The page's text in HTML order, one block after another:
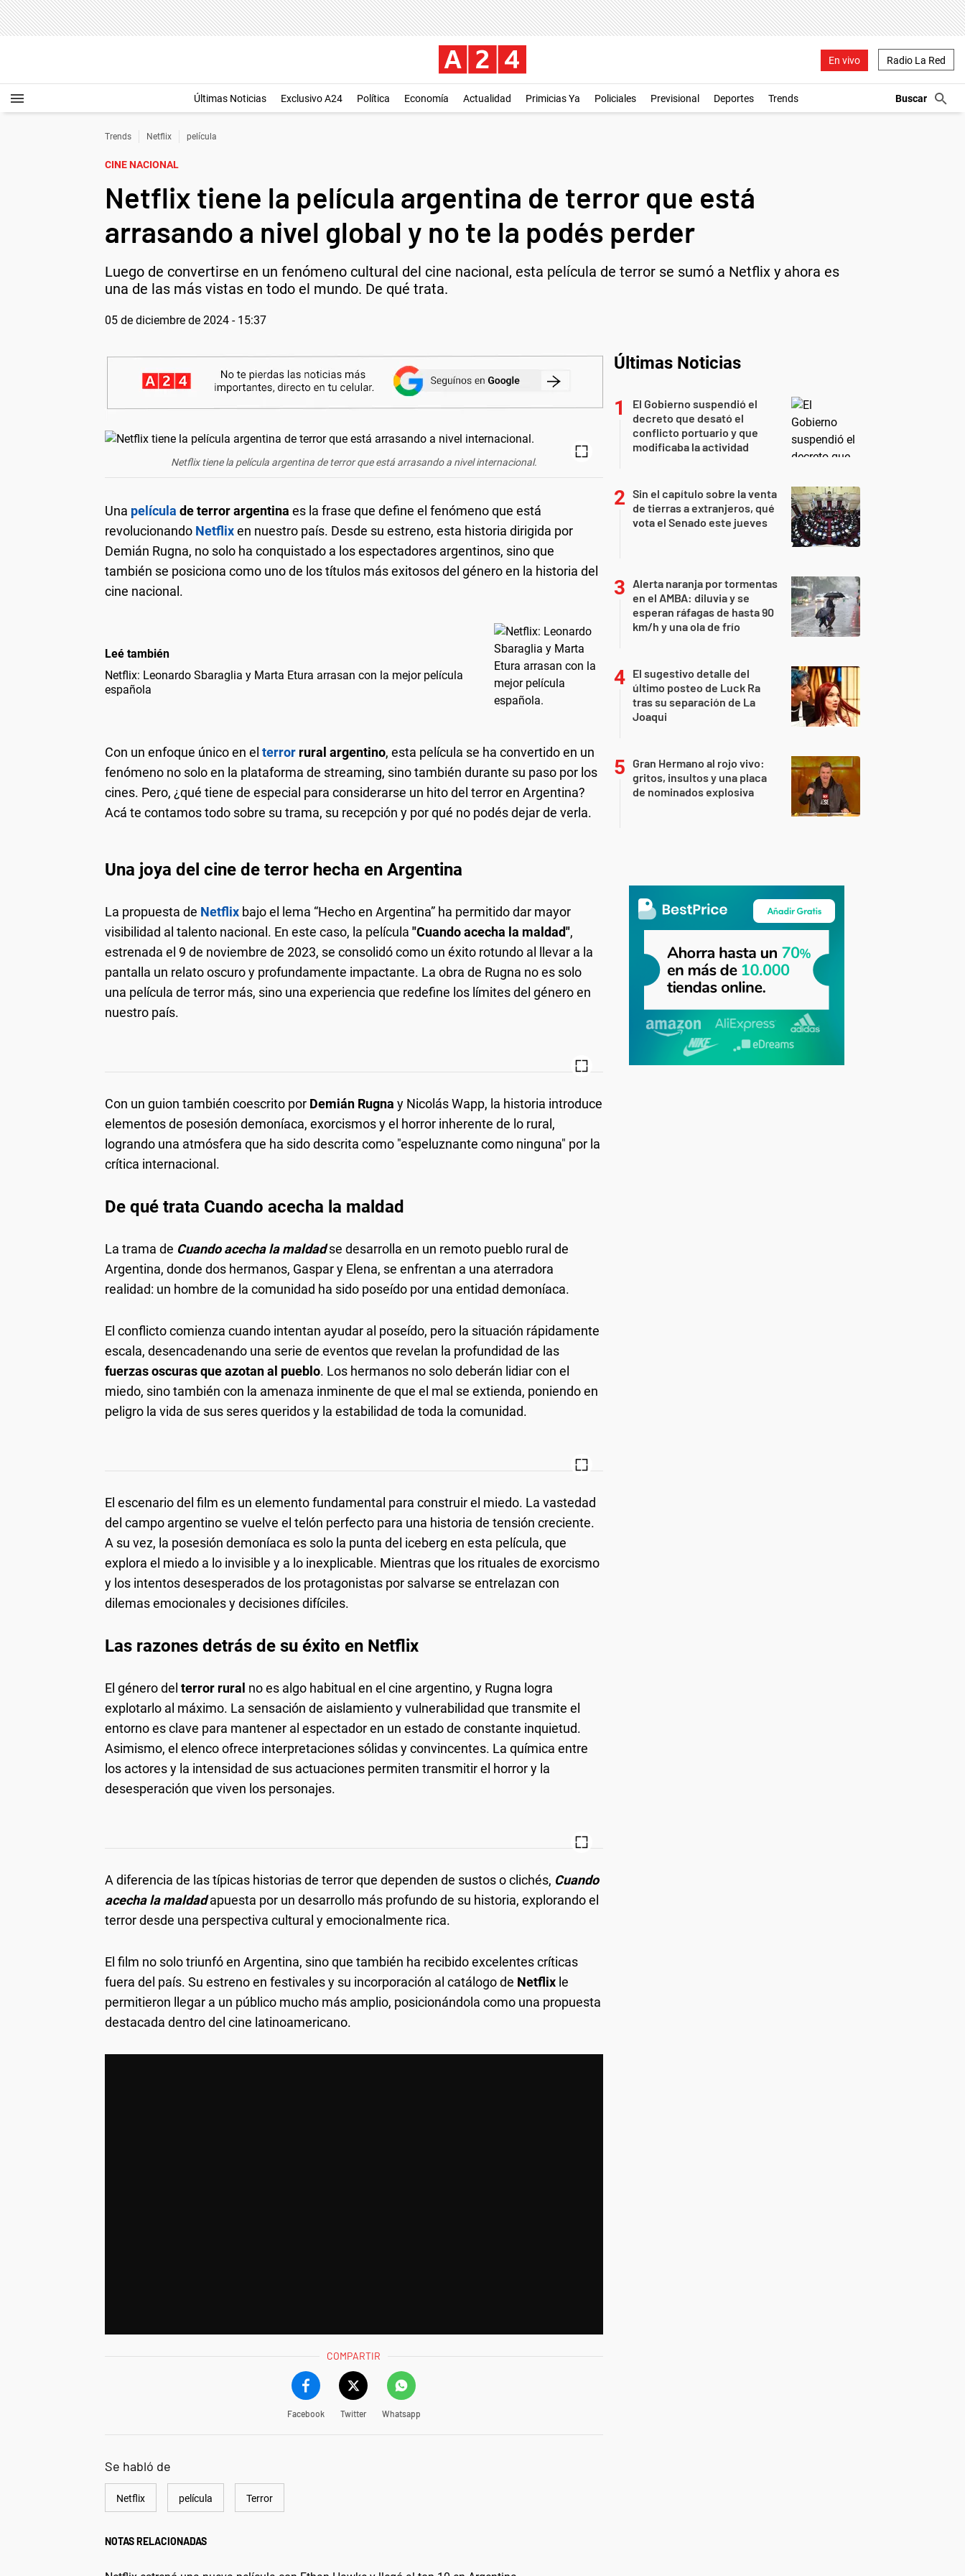
En vivo Radio La Red
Últimas Noticias Exclusivo A24 Política Economía Actualidad Primicias Ya Policiales Previsional Deportes Trends
Trends Netflix película
CINE NACIONAL
Netflix tiene la película argentina de terror que está
arrasando a nivel global y no te la podés perder
Luego de convertirse en un fenómeno cultural del cine nacional, esta película de terror se sumó a Netflix y ahora es
una de las más vistas en todo el mundo. De qué trata.
05 de diciembre de 2024 - 15:37
Netflix tiene la película argentina de terror que está arrasando a nivel internacional.
Una película de terror argentina es la frase que define el fenómeno que está
revolucionando Netflixen nuestro país. Desde su estreno, esta historia dirigida por
Demián Rugna, no solo ha conquistado a los espectadores argentinos, sino que
también se posiciona como uno de los títulos más exitosos del género en la historia del
cine nacional.
Leé también
Netflix: Leonardo Sbaraglia y Marta Etura arrasan con la mejor película
española
Con un enfoque único en el terror rural argentino, esta película se ha convertido en un
fenómeno no solo en la plataforma de streaming, sino también durante su paso por los
cines. Pero, ¿qué tiene de especial para considerarse un hito del terror en Argentina?
Acá te contamos todo sobre su trama, su recepción y por qué no podés dejar de verla.
Una joya del cine de terror hecha en Argentina
La propuesta de Netflix bajo el lema “Hecho en Argentina” ha permitido dar mayor
visibilidad al talento nacional. En este caso, la película "Cuando acecha la maldad",
estrenada el 9 de noviembre de 2023, se consolidó como un éxito rotundo al llevar a la
pantalla un relato oscuro y profundamente impactante. La obra de Rugna no es solo
una película de terror más, sino una experiencia que redefine los límites del género en
nuestro país.
Con un guion también coescrito por Demián Rugna y Nicolás Wapp, la historia introduce
elementos de posesión demoníaca, exorcismos y el horror inherente de lo rural,
logrando una atmósfera que ha sido descrita como "espeluznante como ninguna" por la
crítica internacional.
De qué trata Cuando acecha la maldad
La trama de Cuando acecha la maldadse desarrolla en un remoto pueblo rural de
Argentina, donde dos hermanos, Gaspar y Elena, se enfrentan a una aterradora
realidad: un hombre de la comunidad ha sido poseído por una entidad demoníaca.
El conflicto comienza cuando intentan ayudar al poseído, pero la situación rápidamente
escala, desencadenando una serie de eventos que revelan la profundidad de las
fuerzas oscuras que azotan al pueblo. Los hermanos no solo deberán lidiar con el
miedo, sino también con la amenaza inminente de que el mal se extienda, poniendo en
peligro la vida de sus seres queridos y la estabilidad de toda la comunidad.
El escenario del film es un elemento fundamental para construir el miedo. La vastedad
del campo argentino se vuelve el telón perfecto para una historia de tensión creciente.
A su vez, la posesión demoníaca es solo la punta del iceberg en esta película, que
explora el miedo a lo invisible y a lo inexplicable. Mientras que los rituales de exorcismo
y los intentos desesperados de los protagonistas por salvarse se entrelazan con
dilemas emocionales y decisiones difíciles.
Las razones detrás de su éxito en Netflix
El género del terror rural no es algo habitual en el cine argentino, y Rugna logra
explotarlo al máximo. La sensación de aislamiento y vulnerabilidad que transmite el
entorno es clave para mantener al espectador en un estado de constante inquietud.
Asimismo, el elenco ofrece interpretaciones sólidas y convincentes. La química entre
los actores y la intensidad de sus actuaciones permiten transmitir el horror y la
desesperación que viven los personajes.
A diferencia de las típicas historias de terror que dependen de sustos o clichés, Cuando
acecha la maldadapuesta por un desarrollo más profundo de su historia, explorando el
terror desde una perspectiva cultural y emocionalmente rica.
El film no solo triunfó en Argentina, sino que también ha recibido excelentes críticas
fuera del país. Su estreno en festivales y su incorporación al catálogo de Netflix le
permitieron llegar a un público mucho más amplio, posicionándola como una propuesta
destacada dentro del cine latinoamericano.
COMPARTIR
Facebook Twitter Whatsapp
Se habló de
Netflix película Terror
NOTAS RELACIONADAS
Últimas Noticias
El Gobierno suspendió el
decreto que desató el
conflicto portuario y que
modificaba la actividad
Sin el capítulo sobre la venta
de tierras a extranjeros, qué
vota el Senado este jueves
Alerta naranja por tormentas
en el AMBA: diluvia y se
esperan ráfagas de hasta 90
km/h y una ola de frío
El sugestivo detalle del
último posteo de Luck Ra
tras su separación de La
Joaqui
Gran Hermano al rojo vivo:
gritos, insultos y una placa
de nominados explosiva